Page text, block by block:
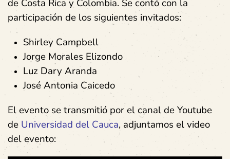
de Costa Rica y Colombia. Se contó con la
participación de los siguientes invitados:
Shirley Campbell
Jorge Morales Elizondo
Luz Dary Aranda
José Antonia Caicedo
El evento se transmitió por el canal de Youtube
de Universidad del Cauca, adjuntamos el video
del evento: